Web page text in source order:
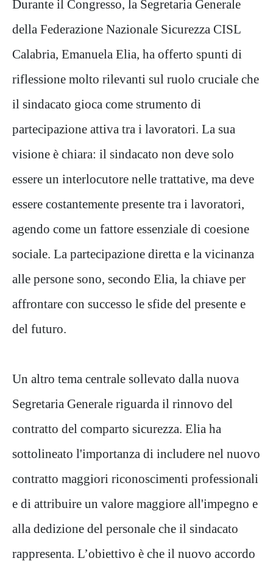
Durante il Congresso, la Segretaria Generale
della Federazione Nazionale Sicurezza CISL
Calabria, Emanuela Elia, ha offerto spunti di
riflessione molto rilevanti sul ruolo cruciale che
il sindacato gioca come strumento di
partecipazione attiva tra i lavoratori. La sua
visione è chiara: il sindacato non deve solo
essere un interlocutore nelle trattative, ma deve
essere costantemente presente tra i lavoratori,
agendo come un fattore essenziale di coesione
sociale. La partecipazione diretta e la vicinanza
alle persone sono, secondo Elia, la chiave per
affrontare con successo le sfide del presente e
del futuro.
Un altro tema centrale sollevato dalla nuova
Segretaria Generale riguarda il rinnovo del
contratto del comparto sicurezza. Elia ha
sottolineato l'importanza di includere nel nuovo
contratto maggiori riconoscimenti professionali
e di attribuire un valore maggiore all'impegno e
alla dedizione del personale che il sindacato
rappresenta. L’obiettivo è che il nuovo accordo